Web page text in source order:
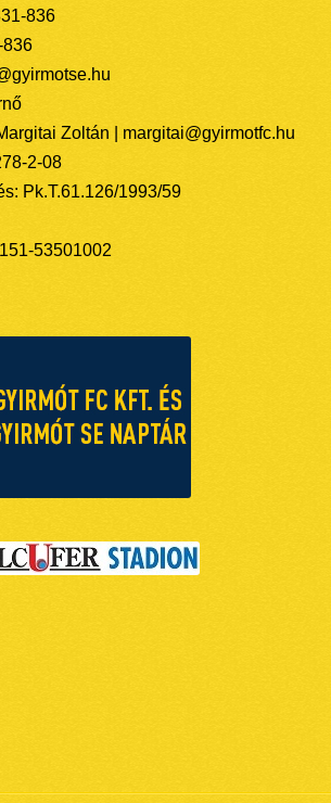
836
836
Zoltán | margitai@gyirmotfc.hu
2-08
Pk.T.61.126/1993/59
53501002